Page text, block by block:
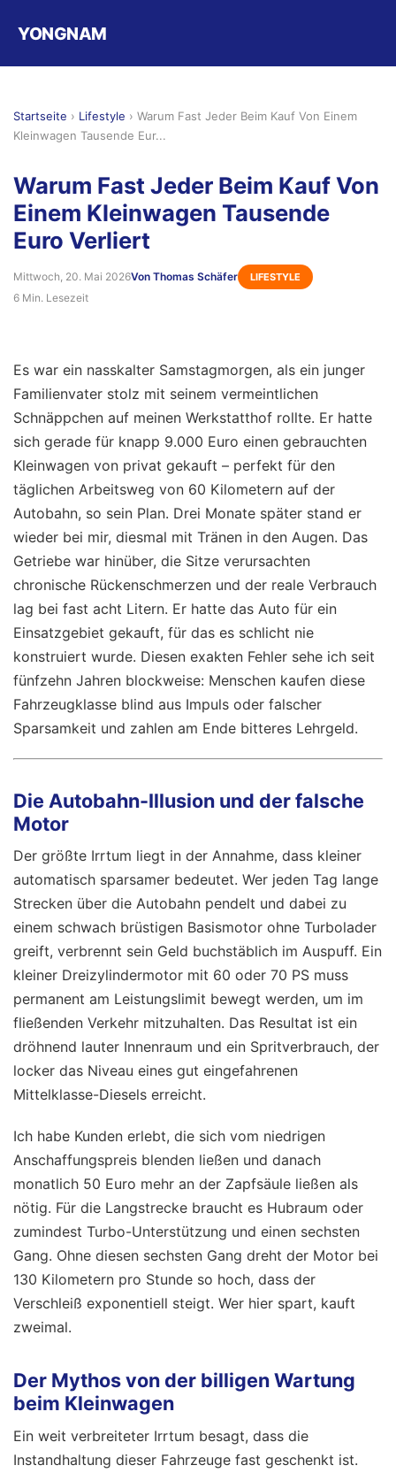
YONGNAM
Startseite › Lifestyle › Warum Fast Jeder Beim Kauf Von Einem
Kleinwagen Tausende Eur...
Warum Fast Jeder Beim Kauf Von
Einem Kleinwagen Tausende
Euro Verliert
Mittwoch, 20. Mai 2026Von Thomas Schäfer LIFESTYLE
6 Min. Lesezeit
Es war ein nasskalter Samstagmorgen, als ein junger
Familienvater stolz mit seinem vermeintlichen
Schnäppchen auf meinen Werkstatthof rollte. Er hatte
sich gerade für knapp 9.000 Euro einen gebrauchten
Kleinwagen von privat gekauft – perfekt für den
täglichen Arbeitsweg von 60 Kilometern auf der
Autobahn, so sein Plan. Drei Monate später stand er
wieder bei mir, diesmal mit Tränen in den Augen. Das
Getriebe war hinüber, die Sitze verursachten
chronische Rückenschmerzen und der reale Verbrauch
lag bei fast acht Litern. Er hatte das Auto für ein
Einsatzgebiet gekauft, für das es schlicht nie
konstruiert wurde. Diesen exakten Fehler sehe ich seit
fünfzehn Jahren blockweise: Menschen kaufen diese
Fahrzeugklasse blind aus Impuls oder falscher
Sparsamkeit und zahlen am Ende bitteres Lehrgeld.
Die Autobahn-Illusion und der falsche
Motor
Der größte Irrtum liegt in der Annahme, dass kleiner
automatisch sparsamer bedeutet. Wer jeden Tag lange
Strecken über die Autobahn pendelt und dabei zu
einem schwach brüstigen Basismotor ohne Turbolader
greift, verbrennt sein Geld buchstäblich im Auspuff. Ein
kleiner Dreizylindermotor mit 60 oder 70 PS muss
permanent am Leistungslimit bewegt werden, um im
fließenden Verkehr mitzuhalten. Das Resultat ist ein
dröhnend lauter Innenraum und ein Spritverbrauch, der
locker das Niveau eines gut eingefahrenen
Mittelklasse-Diesels erreicht.
Ich habe Kunden erlebt, die sich vom niedrigen
Anschaffungspreis blenden ließen und danach
monatlich 50 Euro mehr an der Zapfsäule ließen als
nötig. Für die Langstrecke braucht es Hubraum oder
zumindest Turbo-Unterstützung und einen sechsten
Gang. Ohne diesen sechsten Gang dreht der Motor bei
130 Kilometern pro Stunde so hoch, dass der
Verschleiß exponentiell steigt. Wer hier spart, kauft
zweimal.
Der Mythos von der billigen Wartung
beim Kleinwagen
Ein weit verbreiteter Irrtum besagt, dass die
Instandhaltung dieser Fahrzeuge fast geschenkt ist.